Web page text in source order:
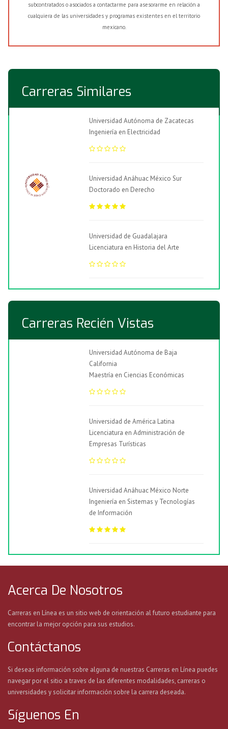
subcontratados o asociados a contactarme para asesorarme en relación a
cualquiera de las universidades y programas existentes en el territorio
mexicano.
Carreras Similares
Universidad Autónoma de Zacatecas
Ingeniería en Electricidad
Universidad Anáhuac México Sur
Doctorado en Derecho
Universidad de Guadalajara
Licenciatura en Historia del Arte
Carreras Recién Vistas
Universidad Autónoma de Baja
California
Maestría en Ciencias Económicas
Universidad de América Latina
Licenciatura en Administración de
Empresas Turísticas
Universidad Anáhuac México Norte
Ingeniería en Sistemas y Tecnologías
de Información
Acerca De Nosotros
Carreras en Línea es un sitio web de orientación al futuro estudiante para
encontrar la mejor opción para sus estudios.
Contáctanos
Si deseas información sobre alguna de nuestras Carreras en Línea puedes
navegar por el sitio a traves de las diferentes modalidades, carreras o
universidades y solicitar información sobre la carrera deseada.
Síguenos En